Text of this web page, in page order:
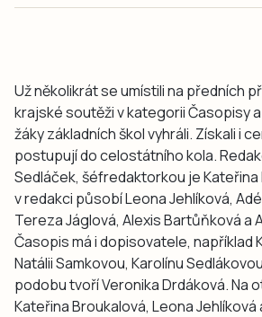
Už několikrát se umístili na předních
krajské soutěži v kategorii Časopisy
žáky základních škol vyhráli. Získali i
postupují do celostátního kola.
Sedláček, šéfredaktorkou je Kateřina
v redakci působí Leona Jehlíková,
Tereza Jáglová, Alexis Bartůňková a
Časopis má i dopisovatele, například
Natálii Samkovou, Karolínu
podobu tvoří Veronika Drdáková. Na
Kateřina Broukalová, Leona Jehlíková